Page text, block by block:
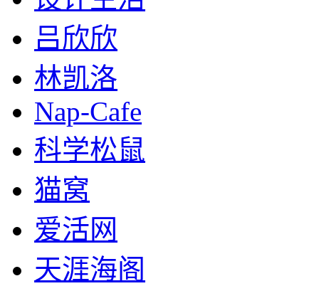
吕欣欣
林凯洛
Nap-Cafe
科学松鼠
猫窝
爱活网
天涯海阁